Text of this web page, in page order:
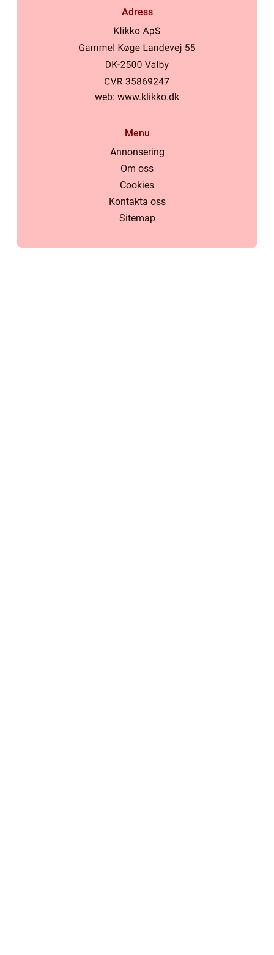
Adress
web: www.klikko.dk
Menu
Annonsering
Om oss
Cookies
Kontakta oss
Sitemap